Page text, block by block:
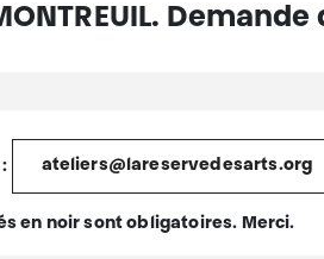
ateliers@lareservedesarts.org
en noir sont obligatoires. Merci.